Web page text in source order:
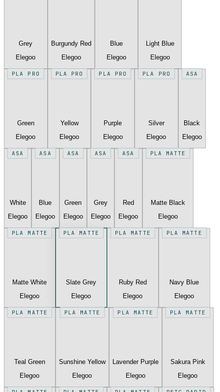
Grey
Elegoo
Burgundy Red
Elegoo
Blue
Elegoo
Light Blue
Elegoo
PLA PRO
Green
Elegoo
PLA PRO
Yellow
Elegoo
PLA PRO
Purple
Elegoo
PLA PRO
Silver
Elegoo
ASA
Black
Elegoo
ASA
White
Elegoo
ASA
Blue
Elegoo
ASA
Green
Elegoo
ASA
Grey
Elegoo
ASA
Red
Elegoo
PLA MATTE
Matte Black
Elegoo
PLA MATTE
Matte White
Elegoo
PLA MATTE
Slate Grey
Elegoo
PLA MATTE
Ruby Red
Elegoo
PLA MATTE
Navy Blue
Elegoo
PLA MATTE
Teal Green
Elegoo
PLA MATTE
Sunshine Yellow
Elegoo
PLA MATTE
Lavender Purple
Elegoo
PLA MATTE
Sakura Pink
Elegoo